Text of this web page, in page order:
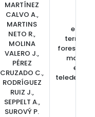
MARTÍNEZ
CALVO A.,
MARTINS
NETO R.,
MOLINA
VALERO J.,
PÉREZ
CRUZADO C.,
RODRÍGUEZ
RUIZ J.,
SEPPELT A.,
SUROVÝ P.
forestal,
masa,